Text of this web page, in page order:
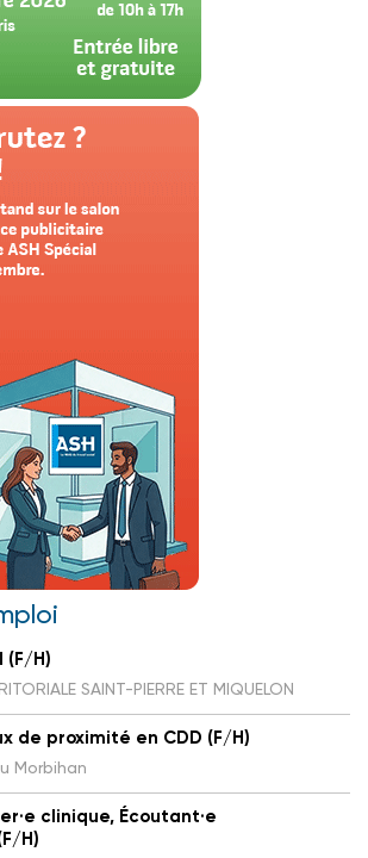
(F/H)
SAINT-PIERRE ET MIQUELON
de proximité en CDD (F/H)
Morbihan
clinique, Écoutant·e
H)